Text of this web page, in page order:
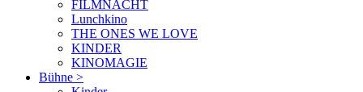
FILMNACHT
Lunchkino
THE ONES WE LOVE
KINDER
KINOMAGIE
Bühne >